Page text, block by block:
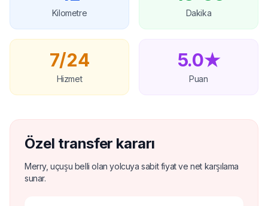
Kilometre Dakika
7/24
Hizmet
5.0★
Puan
Özel transfer kararı
Merry, uçuşu belli olan yolcuya sabit fiyat ve net karşılama
sunar.